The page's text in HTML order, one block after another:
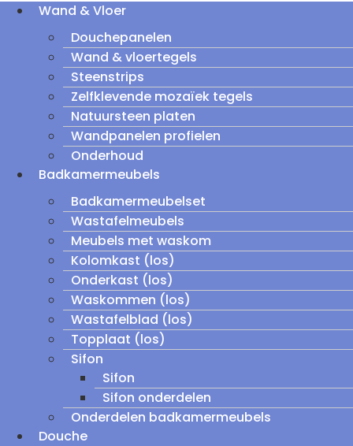
Wand & Vloer
Douchepanelen
Wand & vloertegels
Steenstrips
Zelfklevende mozaïek tegels
Natuursteen platen
Wandpanelen profielen
Onderhoud
Badkamermeubels
Badkamermeubelset
Wastafelmeubels
Meubels met waskom
Kolomkast (los)
Onderkast (los)
Waskommen (los)
Wastafelblad (los)
Topplaat (los)
Sifon
Sifon
Sifon onderdelen
Onderdelen badkamermeubels
Douche